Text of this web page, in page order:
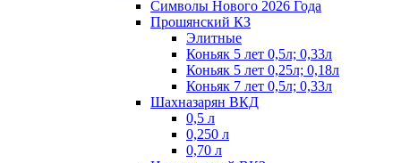
Символы Нового 2026 Года
Прошянский КЗ
Элитные
Коньяк 5 лет 0,5л; 0,33л
Коньяк 5 лет 0,25л; 0,18л
Коньяк 7 лет 0,5л; 0,33л
Шахназарян ВКД
0,5 л
0,250 л
0,70 л